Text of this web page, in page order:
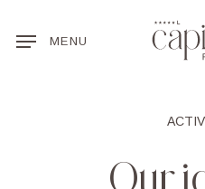
MENU
Our